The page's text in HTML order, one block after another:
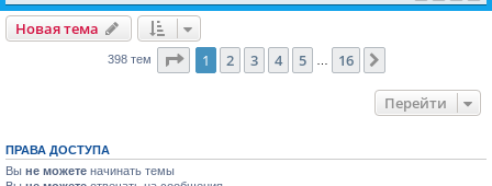
Новая тема
398 тем Страница из 16
1 2 3 4 5 16
Перейти
ПРАВА ДОСТУПА
Вы не можете начинать темы